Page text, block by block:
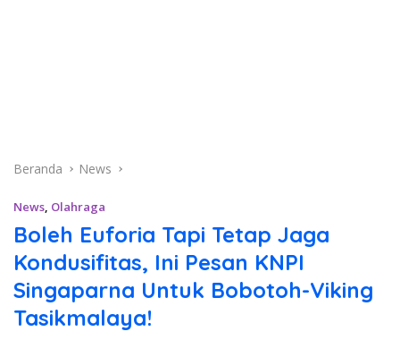
Beranda News
News, Olahraga
Boleh Euforia Tapi Tetap Jaga
Kondusifitas, Ini Pesan KNPI
Singaparna Untuk Bobotoh-Viking
Tasikmalaya!